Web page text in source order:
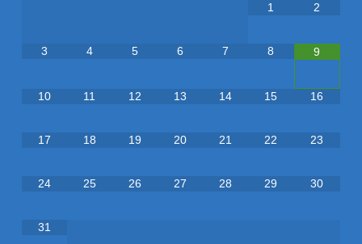
1
2
3 4 5 6 7 8 9
10 11 12 13 14 15 16
17 18 19 20 21 22 23
24 25 26 27 28 29 30
31